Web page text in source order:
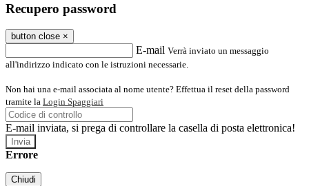
Recupero password
button close ×
E-mail Verrà inviato un messaggio
all'indirizzo indicato con le istruzioni necessarie.
Non hai una e-mail associata al nome utente? Effettua il reset della password
tramite la Login Spaggiari
E-mail inviata, si prega di controllare la casella di posta elettronica!
Errore
Chiudi